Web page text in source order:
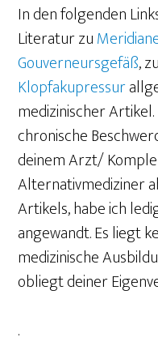
In den folgenden
Literatur zu
Gouverneursgefäß,
Klopfakupressur
medizinischer
chronische
deinem Arzt/
Alternativmediziner
Artikels, habe ich
angewandt. Es liegt
medizinische
obliegt deiner
.